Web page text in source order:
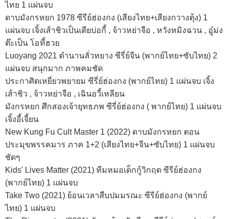
ไทย 1 แผ่นจบ
ดาบมังกรหยก 1978 ซีรีย์ฮ่องกง (เสียงไทย+เสียงกวางตุ้ง) 1
แผ่นจบ เจิ้งเส้าชิวเป็นเตียบ่อกี้ , จ้าวหย่าจือ , หวังหมิงฉวน , อู๋ม่ง
ต๊ะเป็น โอที้ฮวย
Luoyang 2021 ตำนานลั่วหยาง ซีรี่ย์จีน (พากย์ไทย+ซับไทย) 2
แผ่นจบ สนุกมาก ภาพคมชัด
ประกาศิตเหยี่ยวพยายม ซีรี่ย์ฮ่องกง (พากย์ไทย) 1 แผ่นจบ เจิ้ง
เส้าชิว , จ้าวหย่าจือ , เฉินอวี้เหลียน
มังกรหยก ศึกสองเจ้ายุทธภพ ซีรี่ย์ฮ่องกง ( พากย์ไทย) 1 แผ่นจบ
เจิ้งอี้เจี้ยน
New Kung Fu Cult Master 1 (2022) ดาบมังกรหยก ตอน
ประมุขพรรคมาร ภาค 1+2 (เสียงไทย+จีน+ซับไทย) 1 แผ่นจบ
ชัดๆ
Kids' Lives Matter (2021) ทีมหมอเด็กกู้วิกฤต ซีรีย์ฮ่องกง
(พากย์ไทย) 1 แผ่นจบ
Take Two (2021) ย้อนเวลาสืบปมมรณะ ซีรีย์ฮ่องกง (พากย์
ไทย) 1 แผ่นจบ